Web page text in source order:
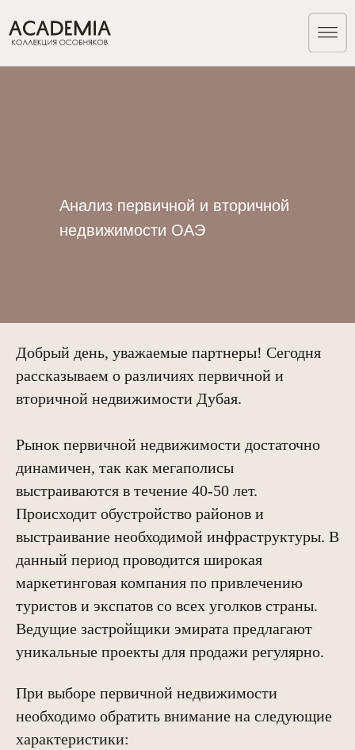
Анализ первичной и вторичной
недвижимости ОАЭ
Добрый день, уважаемые партнеры! Сегодня
рассказываем о различиях первичной и
вторичной недвижимости Дубая.
Рынок первичной недвижимости достаточно
динамичен, так как мегаполисы
выстраиваются в течение 40-50 лет.
Происходит обустройство районов и
выстраивание необходимой инфраструктуры. В
данный период проводится широкая
маркетинговая компания по привлечению
туристов и экспатов со всех уголков страны.
Ведущие застройщики эмирата предлагают
уникальные проекты для продажи регулярно.
При выборе первичной недвижимости
необходимо обратить внимание на следующие
характеристики: